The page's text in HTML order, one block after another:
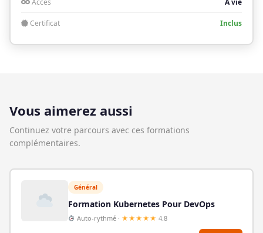
Accès À vie
Certificat Inclus
Vous aimerez aussi
Continuez votre parcours avec ces formations
complémentaires.
Général
Formation Kubernetes Pour DevOps
Auto-rythmé · ★★★★★ 4.8